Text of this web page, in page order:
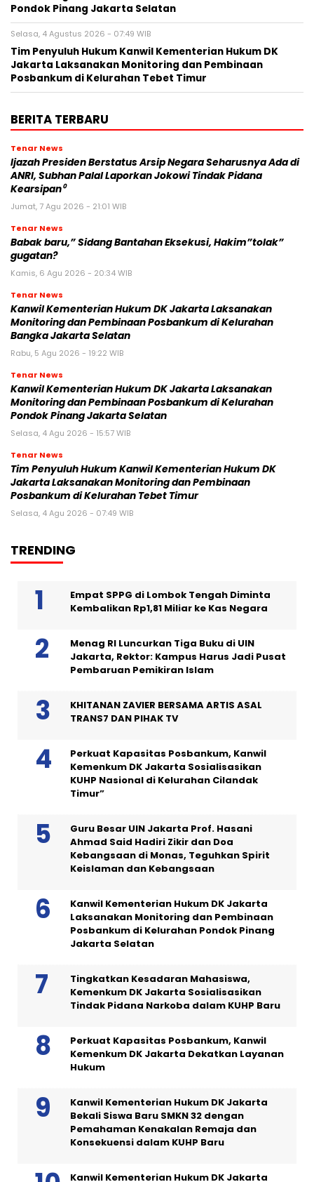
Pondok Pinang Jakarta Selatan
Selasa, 4 Agustus 2026 - 07:49 WIB
Tim Penyuluh Hukum Kanwil Kementerian Hukum DK
Jakarta Laksanakan Monitoring dan Pembinaan
Posbankum di Kelurahan Tebet Timur
BERITA TERBARU
Tenar News
Ijazah Presiden Berstatus Arsip Negara Seharusnya Ada di
ANRI, Subhan Palal Laporkan Jokowi Tindak Pidana
Kearsipan⁰
Jumat, 7 Agu 2026 - 21:01 WIB
Tenar News
Babak baru,” Sidang Bantahan Eksekusi, Hakim”tolak”
gugatan?
Kamis, 6 Agu 2026 - 20:34 WIB
Tenar News
Kanwil Kementerian Hukum DK Jakarta Laksanakan
Monitoring dan Pembinaan Posbankum di Kelurahan
Bangka Jakarta Selatan
Rabu, 5 Agu 2026 - 19:22 WIB
Tenar News
Kanwil Kementerian Hukum DK Jakarta Laksanakan
Monitoring dan Pembinaan Posbankum di Kelurahan
Pondok Pinang Jakarta Selatan
Selasa, 4 Agu 2026 - 15:57 WIB
Tenar News
Tim Penyuluh Hukum Kanwil Kementerian Hukum DK
Jakarta Laksanakan Monitoring dan Pembinaan
Posbankum di Kelurahan Tebet Timur
Selasa, 4 Agu 2026 - 07:49 WIB
TRENDING
Empat SPPG di Lombok Tengah Diminta
Kembalikan Rp1,81 Miliar ke Kas Negara
Menag RI Luncurkan Tiga Buku di UIN
Jakarta, Rektor: Kampus Harus Jadi Pusat
Pembaruan Pemikiran Islam
KHITANAN ZAVIER BERSAMA ARTIS ASAL
TRANS7 DAN PIHAK TV
Perkuat Kapasitas Posbankum, Kanwil
Kemenkum DK Jakarta Sosialisasikan
KUHP Nasional di Kelurahan Cilandak
Timur”
Guru Besar UIN Jakarta Prof. Hasani
Ahmad Said Hadiri Zikir dan Doa
Kebangsaan di Monas, Teguhkan Spirit
Keislaman dan Kebangsaan
Kanwil Kementerian Hukum DK Jakarta
Laksanakan Monitoring dan Pembinaan
Posbankum di Kelurahan Pondok Pinang
Jakarta Selatan
Tingkatkan Kesadaran Mahasiswa,
Kemenkum DK Jakarta Sosialisasikan
Tindak Pidana Narkoba dalam KUHP Baru
Perkuat Kapasitas Posbankum, Kanwil
Kemenkum DK Jakarta Dekatkan Layanan
Hukum
Kanwil Kementerian Hukum DK Jakarta
Bekali Siswa Baru SMKN 32 dengan
Pemahaman Kenakalan Remaja dan
Konsekuensi dalam KUHP Baru
Kanwil Kementerian Hukum DK Jakarta